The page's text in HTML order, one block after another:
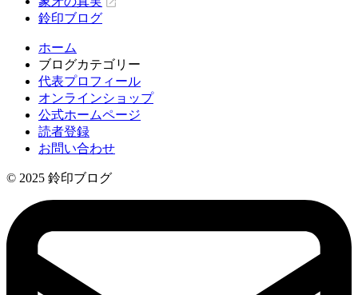
鈴印ブログ
ホーム
ブログカテゴリー
代表プロフィール
オンラインショップ
公式ホームページ
読者登録
お問い合わせ
© 2025 鈴印ブログ